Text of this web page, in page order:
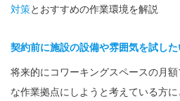
対策とおすすめの作業環境を解説
契約前に施設の設備や雰囲気を試した
将来的にコワーキングスペースの月
な作業拠点にしようと考えている方